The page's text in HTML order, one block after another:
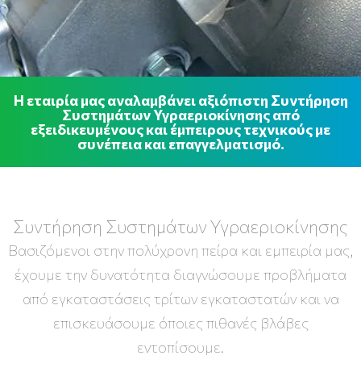
Η εταιρία μας αναλαμβάνει αξιόπιστη Συντήρηση
Συστημάτων Υγραεριοκίνησης από
εξειδικευμένους και έμπειρους τεχνικούς με
συνέπεια και επαγγελματισμό.
Συντήρηση Συστημάτων Υγραεριοκίνησης
Βασιζόμενοι στην πολύχρονη πείρα και εμπειρία μας,
έχουμε την δυνατότητα διαγνώσουμε προβλήματα
από εγκαταστάσεις τρίτων εγκαταστατών και να
επισκευάσουμε όποιες πιθανές βλάβες
εντοπίσουμε.